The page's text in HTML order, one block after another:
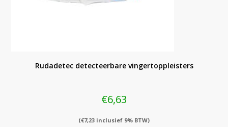
Rudadetec detecteerbare vingertoppleisters
€6,63
(€7,23 inclusief 9% BTW)